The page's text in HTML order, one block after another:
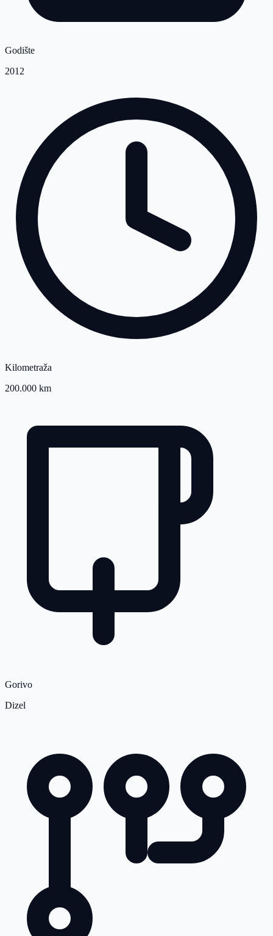
Godište
2012
Kilometraža
200.000 km
Gorivo
Dizel